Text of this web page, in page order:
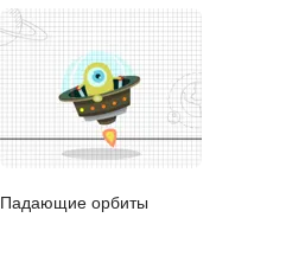
Падающие орбиты